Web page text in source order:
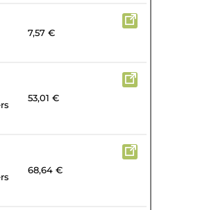
7,57 €
53,01 €
68,64 €